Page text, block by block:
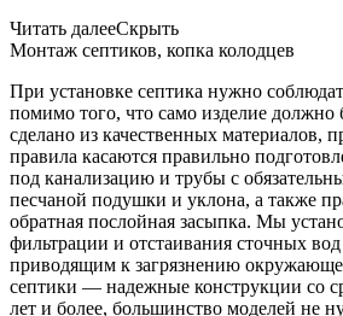
Читать далееСкрыть
Монтаж септиков, копка колодцев
При установке септика нужно
помимо того, что само изделие
сделано из качественных материалов,
правила касаются правильно
под канализацию и трубы с
песчаной подушки и уклона, а также
обратная послойная засыпка. Мы
фильтрации и отстаивания сточных
приводящим к загрязнению
септики — надежные конструкции со
лет и более, большинство моделей не